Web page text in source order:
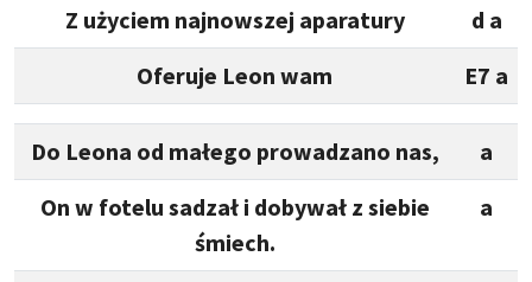
Z użyciem najnowszej aparatury
d a
Oferuje Leon wam
E7 a
Do Leona od małego prowadzano nas,
a
On w fotelu sadzał i dobywał z siebie
śmiech.
a